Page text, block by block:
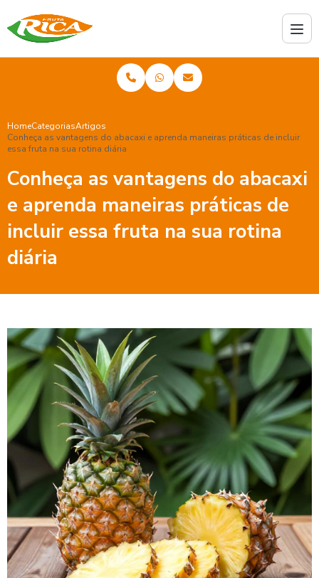
HomeCategoriasArtigos
Conheça as vantagens do abacaxi e aprenda maneiras práticas de incluir
essa fruta na sua rotina diária
Conheça as vantagens do abacaxi
e aprenda maneiras práticas de
incluir essa fruta na sua rotina
diária